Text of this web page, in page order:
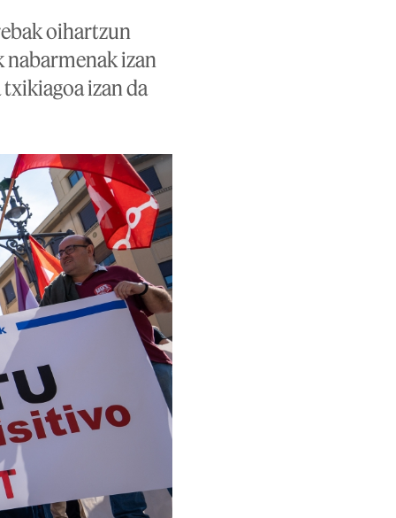
oihartzun
izan
izan da